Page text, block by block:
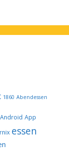
1860 Abendessen
Android App
essen